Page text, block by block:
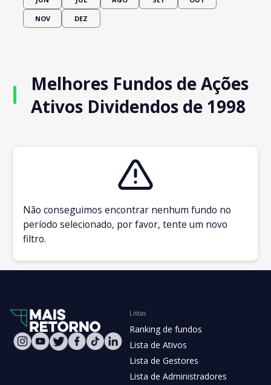
NOV DEZ
Melhores Fundos de Ações
Ativos Dividendos de 1998
Não conseguimos encontrar nenhum fundo no
período selecionado, por favor, tente um novo
filtro.
Listas
Ranking de fundos
Lista de Ativos
Lista de Gestores
Lista de Administradores